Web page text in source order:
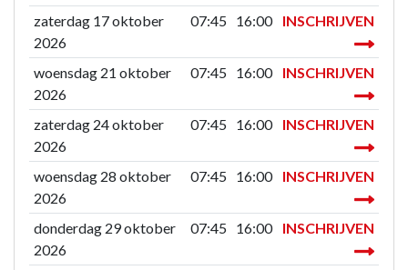
zaterdag 17 oktober
2026
07:45 16:00 INSCHRIJVEN
woensdag 21 oktober
2026
07:45 16:00 INSCHRIJVEN
zaterdag 24 oktober
2026
07:45 16:00 INSCHRIJVEN
woensdag 28 oktober
2026
07:45 16:00 INSCHRIJVEN
donderdag 29 oktober
2026
07:45 16:00 INSCHRIJVEN